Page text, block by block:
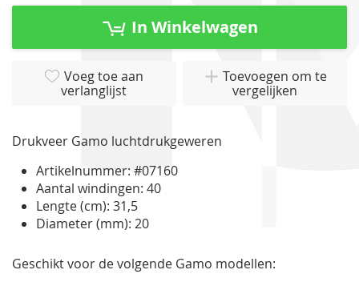
Ga
In Winkelwagen
Voeg toe aan
verlanglijst
Toevoegen om te
vergelijken
Drukveer Gamo luchtdrukgeweren
Artikelnummer: #07160
Aantal windingen: 40
Lengte (cm): 31,5
Diameter (mm): 20
Geschikt voor de volgende Gamo modellen: